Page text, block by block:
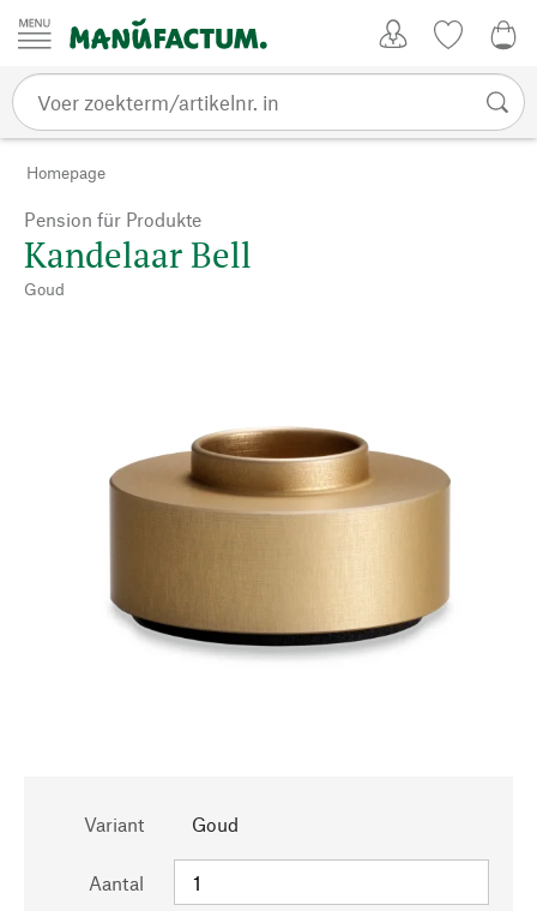
Passer au contenu
Homepage
Pension für Produkte
Kandelaar Bell
Goud
Variant Goud
Aantal